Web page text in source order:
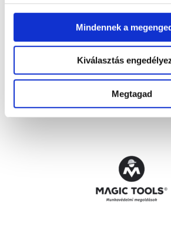
Mindennek a
Kiválasztás
Megtagad
Tagvállalataink